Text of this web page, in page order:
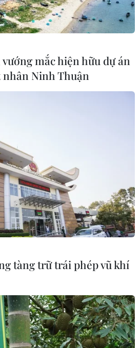
ăn gian độ thon gọn
vài thủ thuật trang điểm, nhuộm
ăn ý, bạn sẽ có gương mặt
vừa giảm cân thành công
mắc hiện hữu dự án
nhân Ninh Thuận
tàng trữ trái phép vũ khí